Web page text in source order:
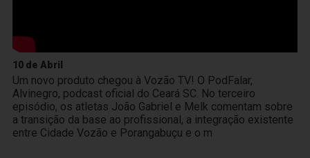
10 de Abril
Um novo produto chegou à Vozão TV! O PodFalar,
Alvinegro, podcast oficial do Ceará SC. No terceiro
episódio, os atletas João Gabriel e Melk comentam sobre
a transição da base ao profissional, a integração existente
entre Cidade Vozão e Porangabuçu e o m